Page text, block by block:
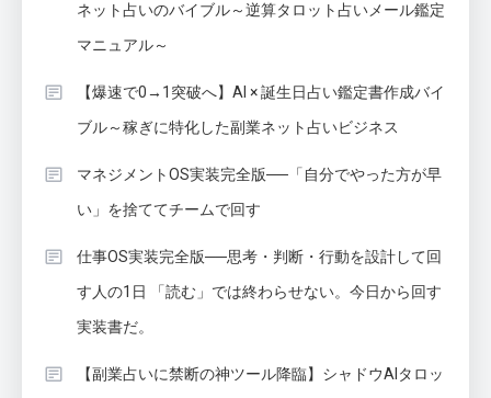
ネット占いのバイブル～逆算タロット占いメール鑑定
マニュアル～
【爆速で0→1突破へ】AI × 誕生日占い鑑定書作成バイ
ブル～稼ぎに特化した副業ネット占いビジネス
マネジメントOS実装完全版──「自分でやった方が早
い」を捨ててチームで回す
仕事OS実装完全版──思考・判断・行動を設計して回
す人の1日 「読む」では終わらせない。今日から回す
実装書だ。
【副業占いに禁断の神ツール降臨】シャドウAIタロッ